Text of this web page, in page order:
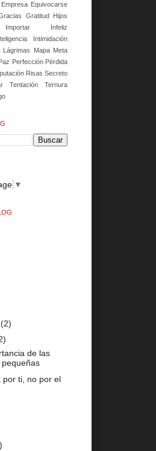
Empresa Equivocarse
Gratitud
Hijos
Importar
Infeliz
Intimidación
Lágrimas Mapa Meta
Perfección Pérdida
Risas Secreto
Tentación
Ternura
▼
(2)
de las
pequeñas
por ti, no por el